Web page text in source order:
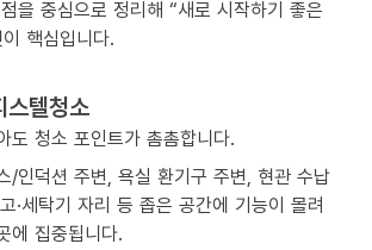
을 중심으로 정리해 “새로 시작하기 좋은
핵심입니다.
텔청소
도 청소 포인트가 촘촘합니다.
/인덕션 주변, 욕실 환기구 주변, 현관 수납
·세탁기 자리 등 좁은 공간에 기능이 몰려
에 집중됩니다.